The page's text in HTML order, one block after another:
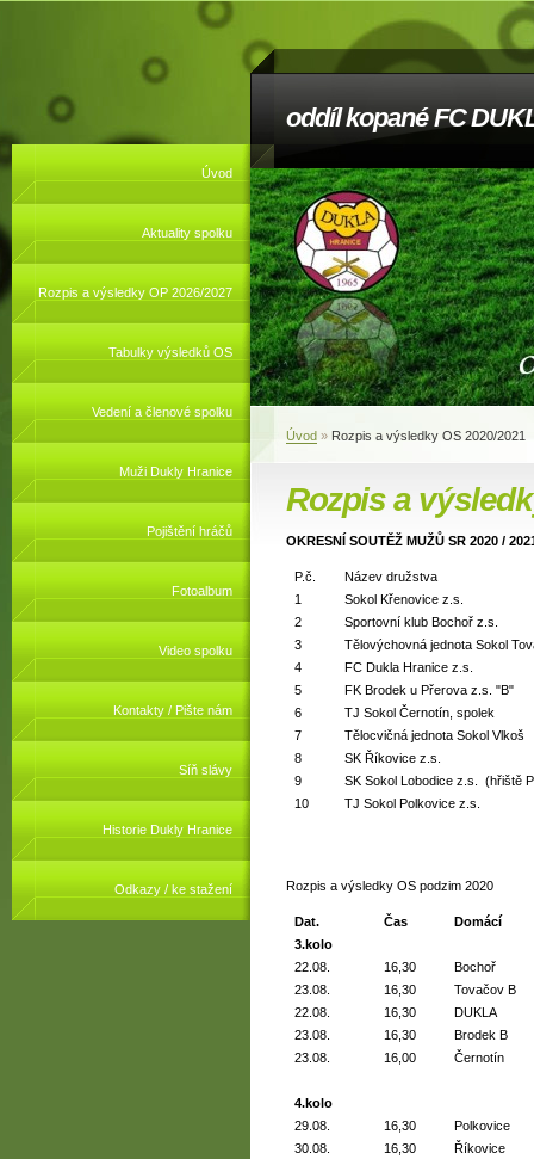
oddíl kopané FC
Úvod
Aktuality spolku
Rozpis a výsledky OP 2026/2027
Tabulky výsledků OS
Vedení a členové spolku
Muži Dukly Hranice
Pojištění hráčů
Fotoalbum
Video spolku
Kontakty / Pište nám
Síň slávy
Historie Dukly Hranice
Odkazy / ke stažení
Úvod » Rozpis a výsledky OS 2020/2021
Rozpis a
OKRESNÍ SOUTĚŽ MUŽŮ SR 2020 /
P.č.
Název družstva
1
Sokol Křenovice z.s.
2
Sportovní klub Bochoř z.s.
3
Tělovýchovná jednota Sokol
4
FC Dukla Hranice z.s.
5
FK Brodek u Přerova z.s. "B"
6
TJ Sokol Černotín, spolek
7
Tělocvičná jednota Sokol Vlkoš
8
SK Říkovice z.s.
9
SK Sokol Lobodice z.s. (hřiště
10
TJ Sokol Polkovice z.s.
Rozpis a výsledky OS podzim 2020
Dat. Čas
Domácí
3.kolo
22.08.
16,30
Bochoř
23.08.
16,30
Tovačov B
22.08.
16,30
DUKLA
23.08.
16,30
Brodek B
23.08.
16,00 Černotín
4.kolo
29.08.
16,30
Polkovice
30.08.
16,30
Říkovice